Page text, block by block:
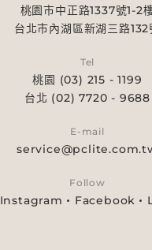
桃園市中正路1337號1-2
台北市內湖區新湖三路132
Tel
桃園 (03) 215 - 1199
台北 (02) 7720 - 9688
E-mail
Follow
Instagram Facebook